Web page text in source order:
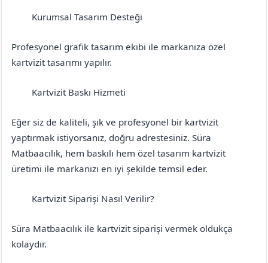
Kurumsal Tasarım Desteği
Profesyonel grafik tasarım ekibi ile markanıza özel
kartvizit tasarımı yapılır.
Kartvizit Baskı Hizmeti
Eğer siz de kaliteli, şık ve profesyonel bir kartvizit
yaptırmak istiyorsanız, doğru adrestesiniz. Süra
Matbaacılık, hem baskılı hem özel tasarım kartvizit
üretimi ile markanızı en iyi şekilde temsil eder.
Kartvizit Siparişi Nasıl Verilir?
Süra Matbaacılık ile kartvizit siparişi vermek oldukça
kolaydır.